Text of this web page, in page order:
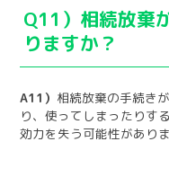
Q11）相続放棄
りますか？
A11） 相続放棄の手続き
り、使ってしまったりす
効力を失う可能性がありま